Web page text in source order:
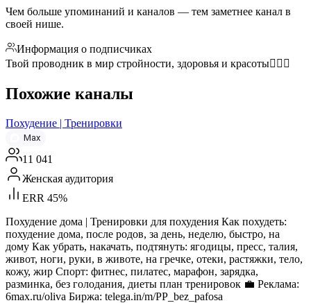
Чем больше упоминаний и каналов — тем заметнее канал в
своей нише.
Информация о подписчиках
Твой проводник в мир стройности, здоровья и красоты🧘🏻‍♀️
Похожие каналы
Похудение | Тренировки
Max
11 041
Женская аудитория
ERR 45%
Похудение дома | Тренировки для похудения Как похудеть:
похудение дома, после родов, за день, неделю, быстро, на
дому Как убрать, накачать, подтянуть: ягодицы, пресс, талия,
живот, ноги, руки, в животе, на гречке, отеки, растяжки, тело,
кожу, жир Спорт: фитнес, пилатес, марафон, зарядка,
разминка, без голодания, диеты план тренировок 💼 Реклама:
6max.ru/oliva Биржа: telega.in/m/PP_bez_pafosa